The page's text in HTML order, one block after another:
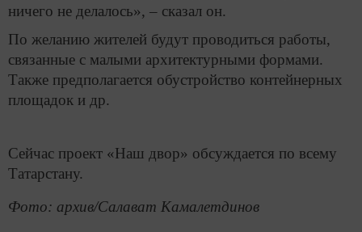
ничего не делалось», – сказал он.
По желанию жителей будут проводиться работы,
связанные с малыми архитектурными формами.
Также предполагается обустройство контейнерных
площадок и др.
Сейчас проект «Наш двор» обсуждается по всему
Татарстану.
Фото: архив/Салават Камалетдинов